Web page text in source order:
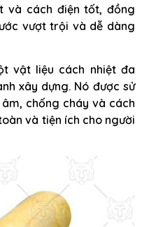
và cách điện tốt, đồng
vượt trội và dễ dàng
vật liệu cách nhiệt đa
xây dựng. Nó được sử
chống cháy và cách
và tiện ích cho người